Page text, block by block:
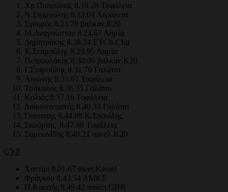
Χρ.Παπούλιας 8.19.28 Τοφάλεια
Ν.Σταμούλης 8.22.04 Αιγιάλεια
Σγουρός 8.23.78 βαλκαν.Κ20
Μ.Αναγνώστου 8.24.67 Λαμία
Δημητράκης 8.28.24 ETCh-Cluj
Κ.Σταμούλης 8.29.95 Λαμία
Πετρουλάκης 8.30.06 βαλκαν.Κ20
Γ.Σταμούλης 8.31.70 Γαλάτσι
Λιγώνης 8.33.61 Τοφάλεια
Τσάκαλος 8.36.35 Γαλάτσι
Κολιός 8.37.16 Τοφάλεια
Διακοστεφανής 8.40.33 Γαλάτσι
Γιαννατης 8.44.88 Κ.Σπανίδης
Σκούρτης 8.47.88 Τοφάλεια
Συμεωνίδης 8.49.21 πανελ.Κ20
CYP
Χαντίρι 8.01.67 meet.Kassel
Φράγκου 8.43.54 ΑΜΚΕ
Π.Κουσής 8.49.42 πανεπ.GBR